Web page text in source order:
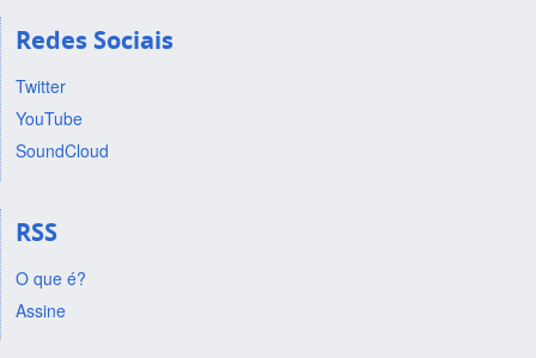
Redes Sociais
Twitter
YouTube
SoundCloud
RSS
O que é?
Assine